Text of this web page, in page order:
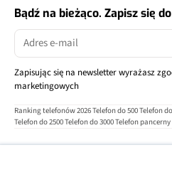
Bądź na bieżąco. Zapisz się
Zapisując się na newsletter wyrażasz
marketingowych
Ranking telefonów 2026Telefon do 500Telefon
Telefon do 2500Telefon do 3000Telefon pancerny